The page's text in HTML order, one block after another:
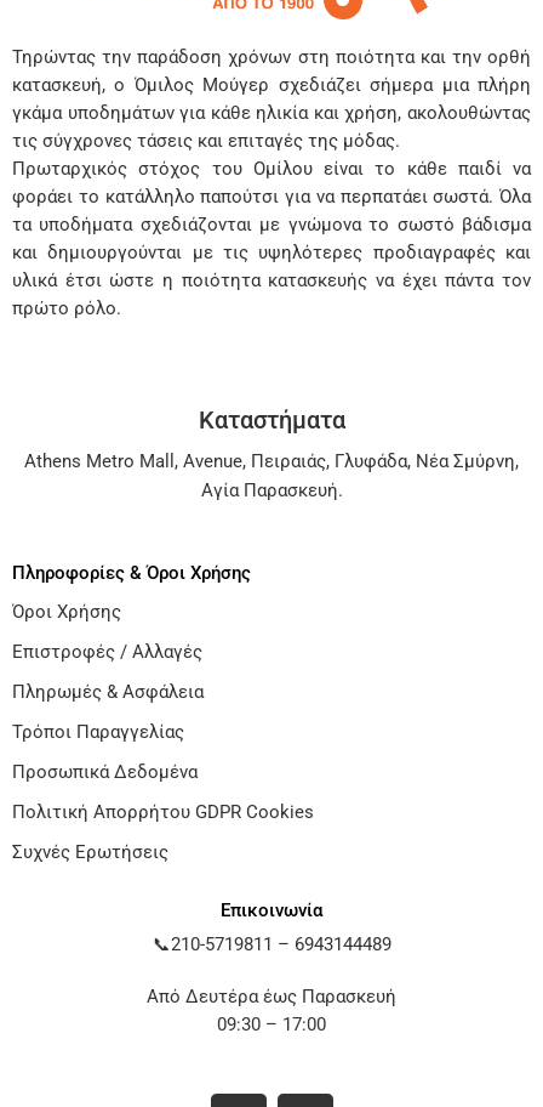
Τηρώντας την παράδοση χρόνων στη ποιότητα και την ορθή
κατασκευή, ο Όμιλος Μούγερ σχεδιάζει σήμερα μια πλήρη
γκάμα υποδημάτων για κάθε ηλικία και χρήση, ακολουθώντας
τις σύγχρονες τάσεις και επιταγές της μόδας.
Πρωταρχικός στόχος του Ομίλου είναι το κάθε παιδί να
φοράει το κατάλληλο παπούτσι για να περπατάει σωστά. Όλα
τα υποδήματα σχεδιάζονται με γνώμονα το σωστό βάδισμα
και δημιουργούνται με τις υψηλότερες προδιαγραφές και
υλικά έτσι ώστε η ποιότητα κατασκευής να έχει πάντα τον
πρώτο ρόλο.
Καταστήματα
Athens Metro Mall , Avenue, Πειραιάς, Γλυφάδα, Νέα Σμύρνη,
Αγία Παρασκευή.
Πληροφορίες & Όροι Χρήσης
Όροι Χρήσης
Επιστροφές / Αλλαγές
Πληρωμές & Ασφάλεια
Τρόποι Παραγγελίας
Προσωπικά Δεδομένα
Πολιτική Απορρήτου GDPR Cookies
Συχνές Ερωτήσεις
Επικοινωνία
📞210-5719811 – 6943144489
Από Δευτέρα έως Παρασκευή
09:30 – 17:00